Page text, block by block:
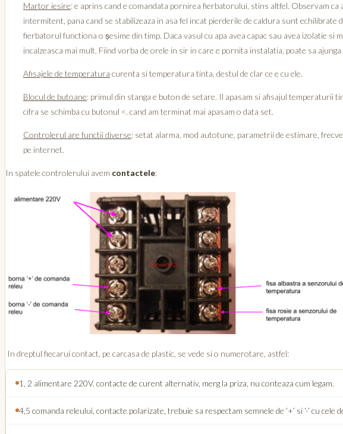
Martor iesire: e aprins cand e comandata pornirea fierbatorului, stins altfel. Observam
intermitent, pana cand se stabilizeaza in asa fel incat pierderile de caldura sunt
fierbatorul functiona o șesime din timp. Daca vasul cu apa avea capac sau avea izolatie
incalzeasca mai mult. Fiind vorba de orele in sir in care e pornita instalatia, poate sa
Afisajele de temperatura curenta si temperatura tinta, destul de clar ce e cu ele.
Blocul de butoane: primul din stanga e buton de setare. Il apasam si afisajul temperaturii
cifra se schimba cu butonul <. cand am terminat mai apasam o data set.
Controlerul are functii diverse: setat alarma, mod autotune, parametrii de estimare,
pe internet.
In spatele controlerului avem contactele:
In dreptul fiecarui contact, pe carcasa de plastic, se vede si o numerotare, astfel:
1, 2 alimentare 220V. contacte de curent alternativ, merg la priza, nu conteaza cum legam.
4,5 comanda releului, contacte polarizate, trebuie sa respectam semnele de ‘+’ si ‘-’ cu cele